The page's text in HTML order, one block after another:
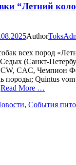
“Летний
Author
всех пород
(Санкт-
CW, CAC, Чемпион
породы; Quintus
Read More …
, События